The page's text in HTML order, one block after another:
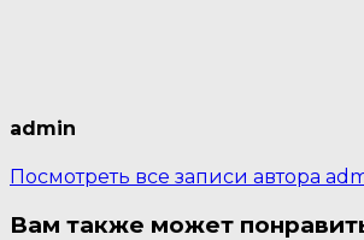
admin
Посмотреть все записи автора
Вам также может